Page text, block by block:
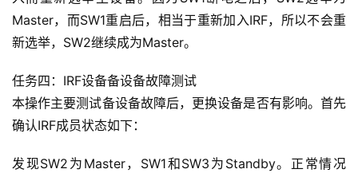
Master，而SW1重启后，相当于重新加入IRF，所以不会重
新选举，SW2继续成为Master。
任务四：IRF设备备设备故障测试
本操作主要测试备设备故障后，更换设备是否有影响。首先
确认IRF成员状态如下：
发现SW2为Master，SW1和SW3为Standby。正常情况